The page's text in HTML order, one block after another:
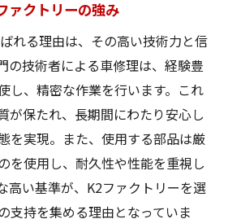
ァクトリーの強み
れる理由は、その高い技術力と信
の技術者による車修理は、経験豊
し、精密な作業を行います。これ
が保たれ、長期間にわたり安心し
を実現。また、使用する部品は厳
を使用し、耐久性や性能を重視し
高い基準が、K2ファクトリーを選
支持を集める理由となっていま